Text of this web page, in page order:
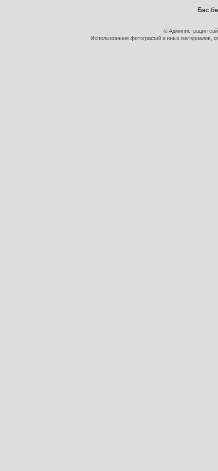
Бас
© Администрация
Использование фотографий и иных материалов,